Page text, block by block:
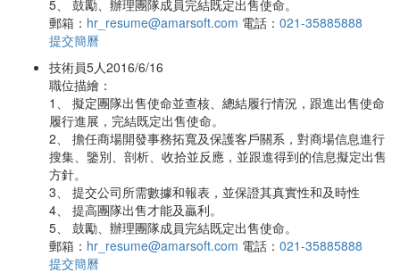
5、 鼓勵、辦理團隊成員完結既定出售使命。
郵箱： hr_resume@amarsoft.com 電話： 021-35885888
提交簡曆
技術員5人2016/6/16
職位描繪：
1、 擬定團隊出售使命並查核、總結履行情況，跟進出售使命
履行進展，完結既定出售使命。
2、 擔任商場開發事務拓寬及保護客戶關系，對商場信息進行
搜集、鑒別、剖析、收拾並反應，並跟進得到的信息擬定出售
方針。
3、 提交公司所需數據和報表，並保證其真實性和及時性
4、 提高團隊出售才能及贏利。
5、 鼓勵、辦理團隊成員完結既定出售使命。
郵箱： hr_resume@amarsoft.com 電話： 021-35885888
提交簡曆